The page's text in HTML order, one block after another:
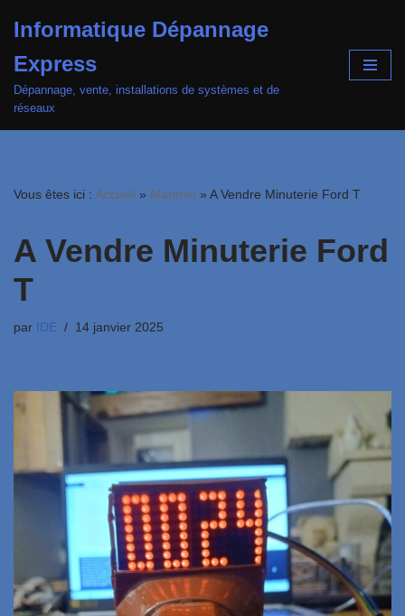
au
contenu
Informatique Dépannage
Express
Dépannage, vente, installations de systèmes et de
réseaux
Vous êtes ici : Accueil » Matériel » A Vendre Minuterie Ford T
A Vendre Minuterie Ford
T
par IDE 14 janvier 2025